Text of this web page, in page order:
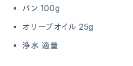
パン 100g
オリーブオイル 25g
浄⽔ 適量